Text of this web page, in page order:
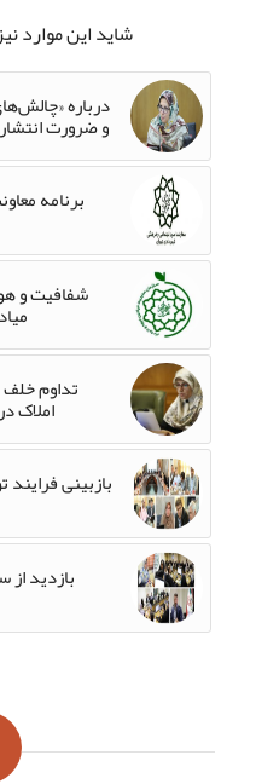
شاید این موارد
درباره
و ضرورت
برنامه
شفافیت و
تداوم
املاک
بازبینی
بازدید از